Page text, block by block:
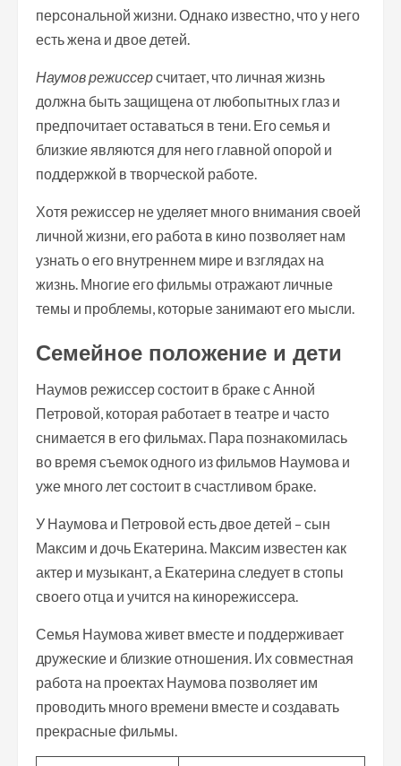
персональной жизни. Однако известно, что у него
есть жена и двое детей.
Наумов режиссерсчитает, что личная жизнь
должна быть защищена от любопытных глаз и
предпочитает оставаться в тени. Его семья и
близкие являются для него главной опорой и
поддержкой в творческой работе.
Хотя режиссер не уделяет много внимания своей
личной жизни, его работа в кино позволяет нам
узнать о его внутреннем мире и взглядах на
жизнь. Многие его фильмы отражают личные
темы и проблемы, которые занимают его мысли.
Семейное положение и дети
Наумов режиссер состоит в браке с Анной
Петровой, которая работает в театре и часто
снимается в его фильмах. Пара познакомилась
во время съемок одного из фильмов Наумова и
уже много лет состоит в счастливом браке.
У Наумова и Петровой есть двое детей – сын
Максим и дочь Екатерина. Максим известен как
актер и музыкант, а Екатерина следует в стопы
своего отца и учится на кинорежиссера.
Семья Наумова живет вместе и поддерживает
дружеские и близкие отношения. Их совместная
работа на проектах Наумова позволяет им
проводить много времени вместе и создавать
прекрасные фильмы.